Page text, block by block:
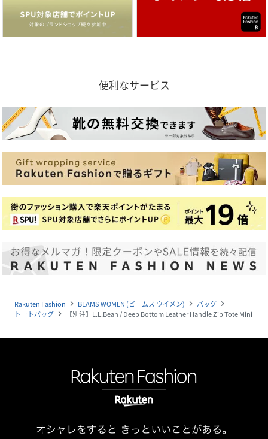
便利なサービス
Rakuten Fashion navigate_next BEAMS WOMEN (ビームス ウイメン) navigate_next バッグ navigate_next
トートバッグ navigate_next 【別注】L.L.Bean / Deep Bottom Leather Handle Zip Tote Mini